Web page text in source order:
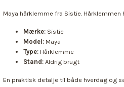
Maya hårklemme fra Sistie.
Mærke: Sistie
Model: Maya
Type: Hårklemme
Stand: Aldrig brugt
En praktisk detalje til både hverdag og